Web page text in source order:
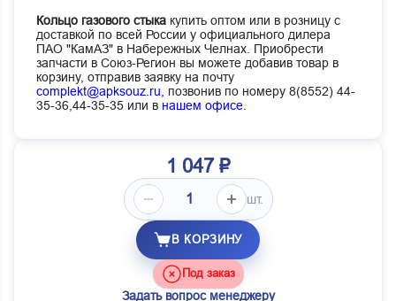
Кольцо газового стыка купить оптом или в розницу с
доставкой по всей России у официального дилера
ПАО "КамАЗ" в Набережных Челнах. Приобрести
запчасти в Союз-Регион вы можете добавив товар в
корзину, отправив заявку на почту
complekt@apksouz.ru,
позвонив по номеру 8(8552) 44-
35-36,44-35-35 или в нашем офисе
1 047 ₽
шт.
В КОРЗИНУ
Под заказ
Задать вопрос менеджеру